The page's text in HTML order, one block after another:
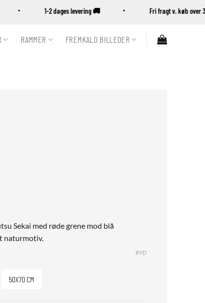
1-2 dages levering 🚚 Fri fragt v. køb
RAMMER FREMKALD BILLEDER
Sekai med røde grene mod blå
naturmotiv.
50X70 CM
RYD